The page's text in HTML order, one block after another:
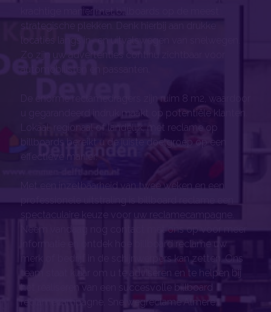
krachtige manier met billboards op de meest
strategische plekken. Denk hierbij aan drukke
locaties langs in- en uitvalswegen van snelwegen.
Zo zijn uw advertenties continu zichtbaar voor
automobilisten en passanten.
De enorme reclamedragers zijn ruim 8 m2, waardoor
u gegarandeerd indruk maakt op potentiële klanten.
Lokaal, regionaal of landelijk, met reclame op
billboards bereikt u de juiste doelgroep op een
effectieve manier.
Met een inzetbaarheid van twee weken en een
professionele uitstraling is billboard reclame een
spectaculaire keuze voor uw reclamecampagne.
Neem vandaag nog contact met ons op voor meer
informatie en ontdek hoe billboard reclame uw
merk of bedrijf in de schijnwerpers kan zetten. Ons
team staat klaar om u te adviseren en te helpen bij
het realiseren van een succesvolle billboard
reclamecampagne. Snelwegreclame Almere.